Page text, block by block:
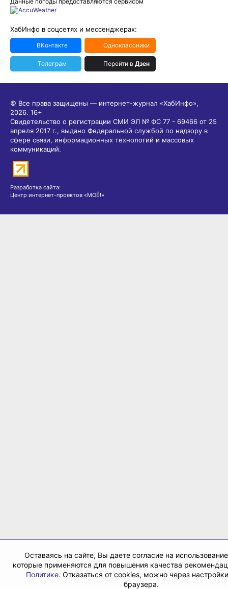
ХабИнфо в соцсетях и мессенджерах:
ВКонтакте Одноклассники
Телеграм Перейти в Дзен
© Все права защищены — интернет-журнал «ХабИнфо»,
2026. 16+
Свидетельство о регистрации СМИ ЭЛ № ФС 77 - 69466 от 25
апреля 2017 г., выдано Федеральной службой по надзору в
сфере связи, информационных технологий и массовых
коммуникаций.
Разработка сайта:
Центр интернет-проектов «МОЁ!»
Оставаясь на сайте, Вы даете согласие на
которые применяются для повышения качества
Политике. Отказаться от cookies, можно через
браузера.